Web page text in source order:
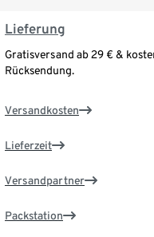
Lieferung
Gratisversand ab 29 € &
Rücksendung.
Versandkosten
Lieferzeit
Versandpartner
Packstation